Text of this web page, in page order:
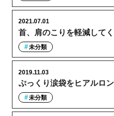
首、肩のこりを軽減して
2021.07.01
未分類
ぷっくり涙袋をヒアルロ
2019.11.03
未分類